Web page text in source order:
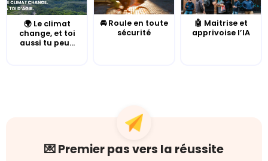
🌍 Le climat
change, et toi
aussi tu peu...
🚘 Roule en toute
sécurité
🤖 Maitrise et
apprivoise l’IA
💌 Premier pas vers la réussite